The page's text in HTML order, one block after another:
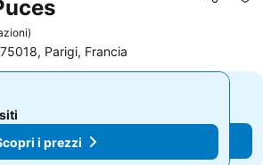
)
Parigi, Francia
Scopri i prezzi
i prezzi